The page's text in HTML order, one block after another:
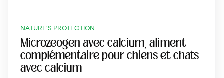
NATURE'S PROTECTION
Microzeogen avec calcium, aliment
complémentaire pour chiens et chats
avec calcium